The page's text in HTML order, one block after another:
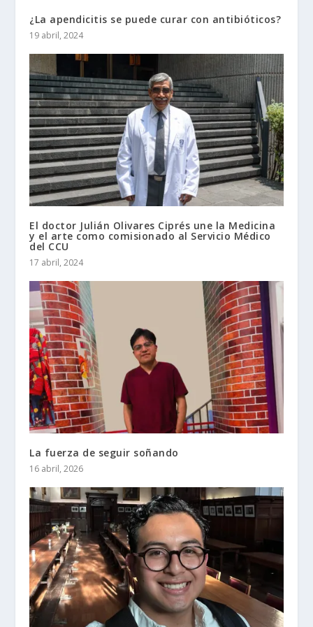
¿La apendicitis se puede curar con antibióticos?
19 abril, 2024
El doctor Julián Olivares Ciprés une la Medicina
y el arte como comisionado al Servicio Médico
del CCU
17 abril, 2024
La fuerza de seguir soñando
16 abril, 2026